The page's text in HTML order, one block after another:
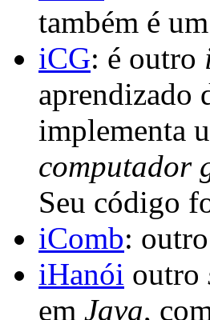
também é um
iCG: é outro
aprendizado
implementa
computador
Seu código
iComb: outro
iHanói outro
em Java,